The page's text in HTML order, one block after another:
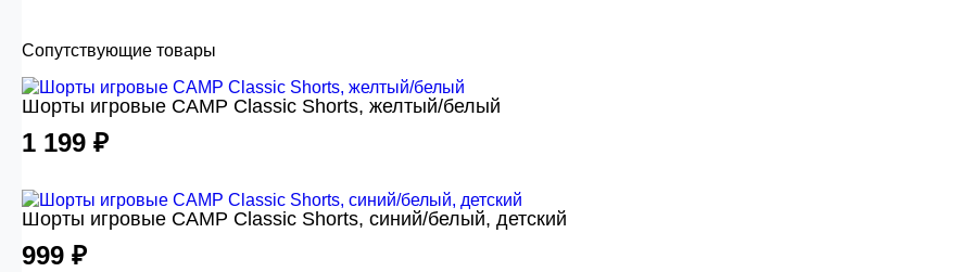
Сопутствующие товары
Шорты игровые CAMP Classic Shorts, желтый/белый
1 199 ₽
Шорты игровые CAMP Classic Shorts, синий/белый, детский
999 ₽